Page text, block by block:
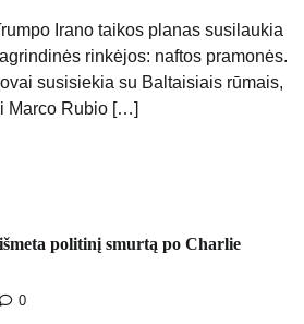
Irano taikos planas susilaukia
rinkėjos: naftos pramonės.
susisiekia su Baltaisiais rūmais,
Marco Rubio […]
politinį smurtą po Charlie
0